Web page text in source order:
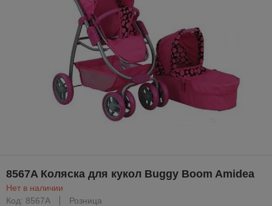
8567A Коляска для кукол Buggy Boom Amidea
Нет в наличии
Код: 8567A
Розница